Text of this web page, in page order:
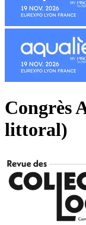
Congrès
littoral)